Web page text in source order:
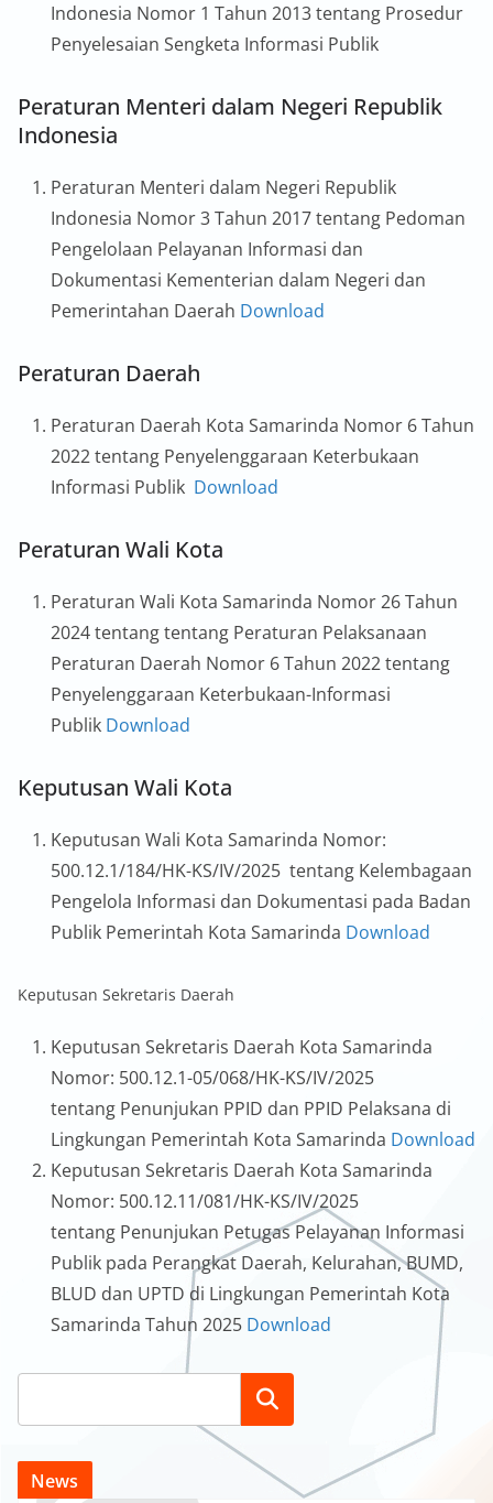
Indonesia Nomor 1 Tahun 2013 tentang Prosedur
Penyelesaian Sengketa Informasi Publik
Peraturan Menteri dalam Negeri Republik
Indonesia
Peraturan Menteri dalam Negeri Republik
Indonesia Nomor 3 Tahun 2017 tentang Pedoman
Pengelolaan Pelayanan Informasi dan
Dokumentasi Kementerian dalam Negeri dan
Pemerintahan Daerah Download
Peraturan Daerah
Peraturan Daerah Kota Samarinda Nomor 6 Tahun
2022 tentang Penyelenggaraan Keterbukaan
Informasi Publik Download
Peraturan Wali Kota
Peraturan Wali Kota Samarinda Nomor 26 Tahun
2024 tentang tentang Peraturan Pelaksanaan
Peraturan Daerah Nomor 6 Tahun 2022 tentang
Penyelenggaraan Keterbukaan-Informasi
Publik Download
Keputusan Wali Kota
Keputusan Wali Kota Samarinda Nomor:
500.12.1/184/HK-KS/IV/2025 tentang Kelembagaan
Pengelola Informasi dan Dokumentasi pada Badan
Publik Pemerintah Kota Samarinda Download
Keputusan Sekretaris Daerah
Keputusan Sekretaris Daerah Kota Samarinda
Nomor: 500.12.1-05/068/HK-KS/IV/2025
tentang Penunjukan PPID dan PPID Pelaksana di
Lingkungan Pemerintah Kota Samarinda Download
Keputusan Sekretaris Daerah Kota Samarinda
Nomor: 500.12.11/081/HK-KS/IV/2025
tentang Penunjukan Petugas Pelayanan Informasi
Publik pada Perangkat Daerah, Kelurahan, BUMD,
BLUD dan UPTD di Lingkungan Pemerintah Kota
Samarinda Tahun 2025 Download
Search
News